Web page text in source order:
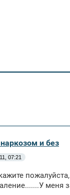
и без
07:21
меня